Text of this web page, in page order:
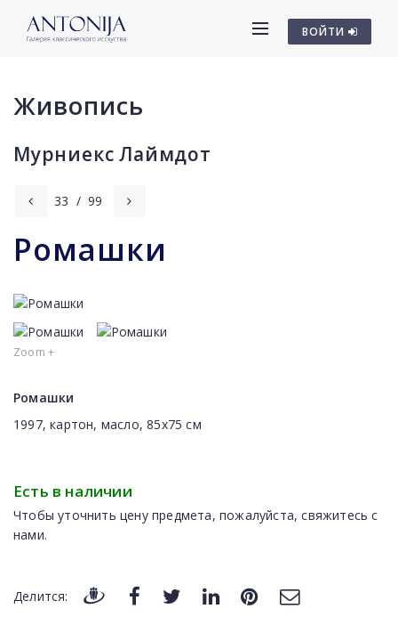
ВОЙТИ
Живопись
Мурниекс Лаймдот
33 / 99
Ромашки
Zoom +
Ромашки
1997, картон, масло, 85x75 cм
Есть в наличии
Чтобы уточнить цену предмета, пожалуйста, свяжитесь с
нами.
Делится: